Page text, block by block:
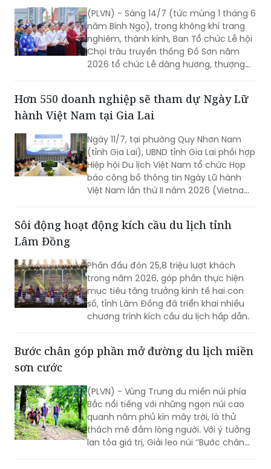
(PLVN) - Sáng 14/7 (tức mùng 1 tháng 6
năm Bính Ngọ), trong không khí trang
nghiêm, thành kính, Ban Tổ chức Lễ hội
Chọi trâu truyền thống Đồ Sơn năm
2026 tổ chức Lễ dâng hương, thượng
chính thức mở đầu mùa lễ hội năm
nay.
Hơn 550 doanh nghiệp sẽ tham dự Ngày Lữ
hành Việt Nam tại Gia Lai
Ngày 11/7, tại phường Quy Nhơn Nam
(tỉnh Gia Lai), UBND tỉnh Gia Lai phối hợp
Hiệp hội Du lịch Việt Nam tổ chức Họp
báo công bố thông tin Ngày Lữ hành
Việt Nam lần thứ II năm 2026 (Vietnam
Sôi động hoạt động kích cầu du lịch tỉnh
Lâm Đồng
Phấn đấu đón 25,8 triệu lượt khách
trong năm 2026, góp phần thực hiện
mục tiêu tăng trưởng kinh tế hai con
số, tỉnh Lâm Đồng đã triển khai nhiều
chương trình kích cầu du lịch hấp dẫn.
Bước chân góp phần mở đường du lịch miền
sơn cước
(PLVN) - Vùng Trung du miền núi phía
Bắc nổi tiếng với những ngọn núi cao
quanh năm phủ kín mây trời, là thử
thách mê đắm lòng người. Với ý tưởng
lan tỏa giá trị, Giải leo núi ‘’Bước chân